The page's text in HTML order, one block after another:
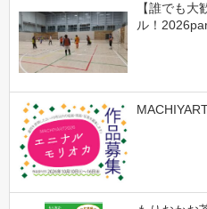
【誰でも
ル！